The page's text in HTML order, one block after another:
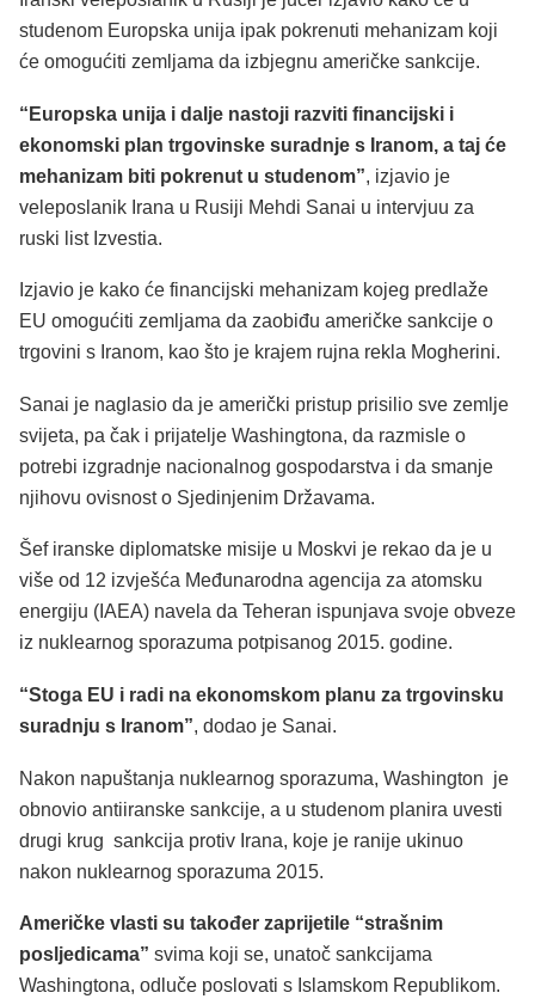
studenom Europska unija ipak pokrenuti mehanizam koji
će omogućiti zemljama da izbjegnu američke sankcije.
“Europska unija i dalje nastoji razviti financijski i
ekonomski plan trgovinske suradnje s Iranom, a taj će
mehanizam biti pokrenut u studenom”, izjavio je
veleposlanik Irana u Rusiji Mehdi Sanai u intervjuu za
ruski list Izvestia.
Izjavio je kako će financijski mehanizam kojeg predlaže
EU omogućiti zemljama da zaobiđu američke sankcije o
trgovini s Iranom, kao što je krajem rujna rekla Mogherini.
Sanai je naglasio da je američki pristup prisilio sve zemlje
svijeta, pa čak i prijatelje Washingtona, da razmisle o
potrebi izgradnje nacionalnog gospodarstva i da smanje
njihovu ovisnost o Sjedinjenim Državama.
Šef iranske diplomatske misije u Moskvi je rekao da je u
više od 12 izvješća Međunarodna agencija za atomsku
energiju (IAEA) navela da Teheran ispunjava svoje obveze
iz nuklearnog sporazuma potpisanog 2015. godine.
“Stoga EU i radi na ekonomskom planu za trgovinsku
suradnju s Iranom”, dodao je Sanai.
Nakon napuštanja nuklearnog sporazuma, Washington je
obnovio antiiranske sankcije, a u studenom planira uvesti
drugi krug sankcija protiv Irana, koje je ranije ukinuo
nakon nuklearnog sporazuma 2015.
Američke vlasti su također zaprijetile “strašnim
posljedicama” svima koji se, unatoč sankcijama
Washingtona, odluče poslovati s Islamskom Republikom.